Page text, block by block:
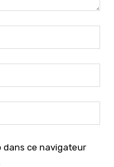
:*
:*
:
dans ce navigateur